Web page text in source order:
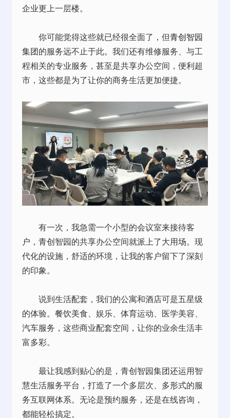
企业更上一层楼。
你可能觉得这些就已经很全面了，但青创智园
集团的服务远不止于此。我们还有维修服务、与工
程相关的专业服务，甚至是共享办公空间，便利超
市，这些都是为了让你的商务生活更加便捷。
有一次，我急需一个小型的会议室来接待客
户，青创智园的共享办公空间就派上了大用场。现
代化的设施，舒适的环境，让我的客户留下了深刻
的印象。
说到生活配套，我们的公寓和酒店可是五星级
的体验。餐饮美食、娱乐、体育运动、医学美容、
汽车服务，这些商业配套空间，让你的业余生活丰
富多彩。
最让我感到贴心的是，青创智园集团还运用智
慧生活服务平台，打造了一个多层次、多形式的服
务互联网体系。无论是预约服务，还是在线咨询，
都能轻松搞定。